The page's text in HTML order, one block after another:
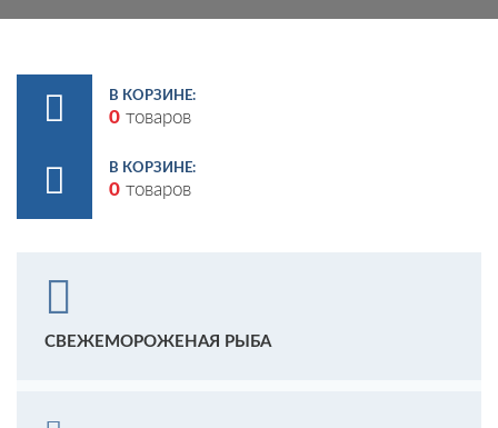
В КОРЗИНЕ:
0 товаров
В КОРЗИНЕ:
0 товаров
СВЕЖЕМОРОЖЕНАЯ РЫБА